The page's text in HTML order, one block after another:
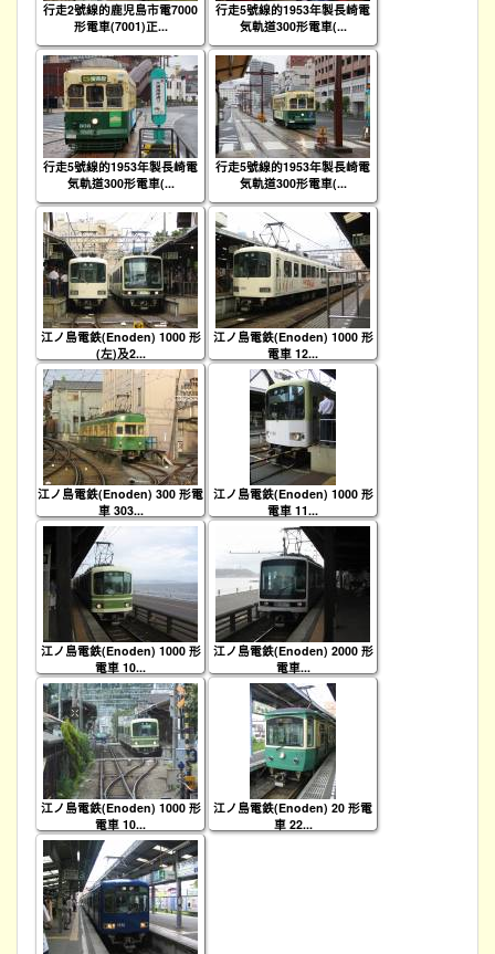
行走2號線的鹿児島市電7000
形電車(7001)正...
行走5號線的1953年製長崎電
気軌道300形電車(...
行走5號線的1953年製長崎電
気軌道300形電車(...
行走5號線的1953年製長崎電
気軌道300形電車(...
江ノ島電鉄(Enoden) 1000 形
(左)及2...
江ノ島電鉄(Enoden) 1000 形
電車 12...
江ノ島電鉄(Enoden) 300 形電
車 303...
江ノ島電鉄(Enoden) 1000 形
電車 11...
江ノ島電鉄(Enoden) 1000 形
電車 10...
江ノ島電鉄(Enoden) 2000 形
電車...
江ノ島電鉄(Enoden) 1000 形
電車 10...
江ノ島電鉄(Enoden) 20 形電
車 22...